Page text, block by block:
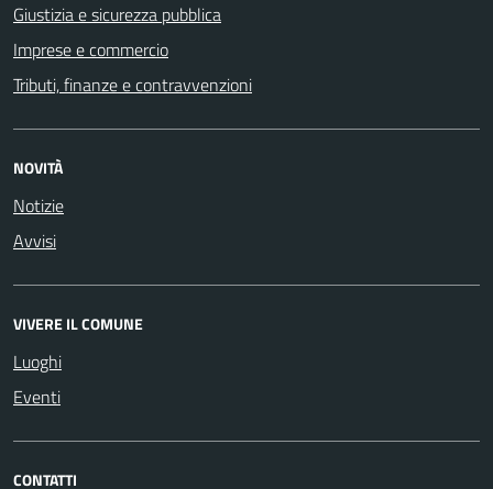
Giustizia e sicurezza pubblica
Imprese e commercio
Tributi, finanze e contravvenzioni
NOVITÀ
Notizie
Avvisi
VIVERE IL COMUNE
Luoghi
Eventi
CONTATTI